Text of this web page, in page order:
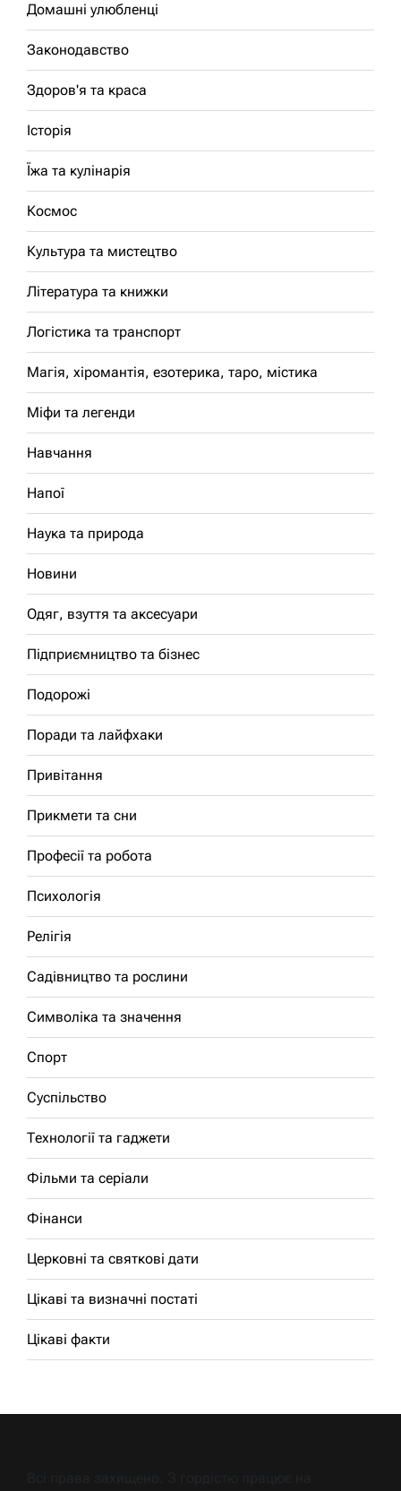
Домашні улюбленці
Законодавство
Здоров'я та краса
Історія
Їжа та кулінарія
Космос
Культура та мистецтво
Література та книжки
Логістика та транспорт
Магія, хіромантія, езотерика, таро, містика
Міфи та легенди
Навчання
Напої
Наука та природа
Новини
Одяг, взуття та аксесуари
Підприємництво та бізнес
Подорожі
Поради та лайфхаки
Привітання
Прикмети та сни
Професії та робота
Психологія
Релігія
Садівництво та рослини
Символіка та значення
Спорт
Суспільство
Технології та гаджети
Фільми та серіали
Фінанси
Церковні та святкові дати
Цікаві та визначні постаті
Цікаві факти